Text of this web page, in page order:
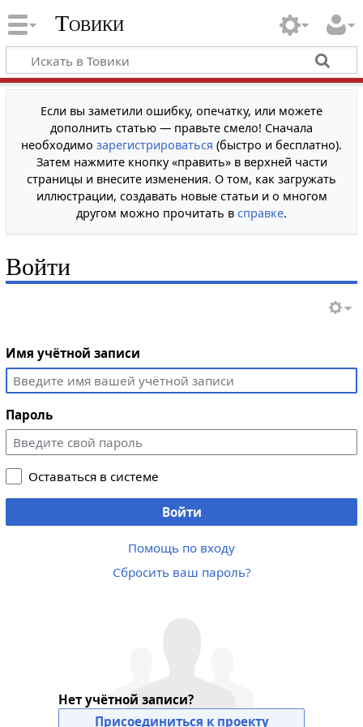
Товики
Если вы заметили ошибку, опечатку, или можете
дополнить статью — правьте смело! Сначала
необходимо зарегистрироваться (быстро и бесплатно).
Затем нажмите кнопку «править» в верхней части
страницы и внесите изменения. О том, как загружать
иллюстрации, создавать новые статьи и о многом
другом можно прочитать в справке.
Войти
Имя учётной записи
Пароль
Оставаться в системе
Войти
Помощь по входу
Сбросить ваш пароль?
Нет учётной записи?
Присоединиться к проекту